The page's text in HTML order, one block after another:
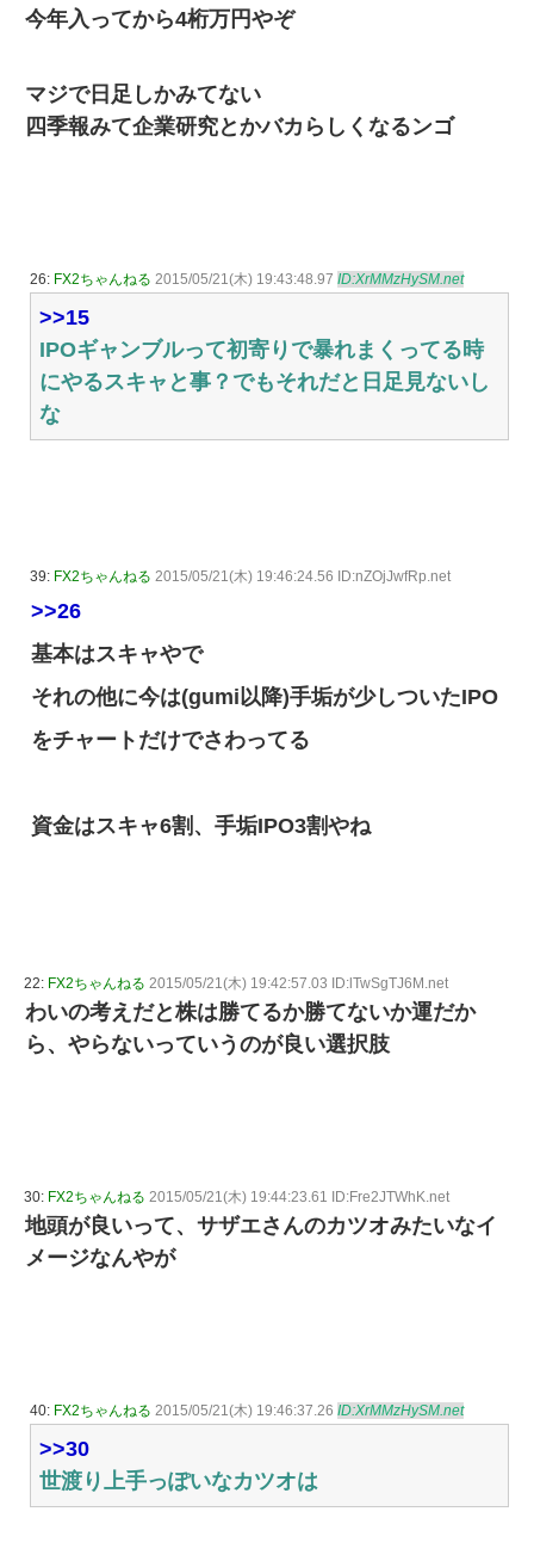
今年入ってから4桁万円やぞ
マジで日足しかみてない
四季報みて企業研究とかバカらしくなるンゴ
26: FX2ちゃんねる 2015/05/21(木) 19:43:48.97 ID:XrMMzHySM.net
>>15
IPOギャンブルって初寄りで暴れまくってる時
にやるスキャと事？でもそれだと日足見ないし
な
39: FX2ちゃんねる 2015/05/21(木) 19:46:24.56 ID:nZOjJwfRp.net
>>26
基本はスキャやで
それの他に今は(gumi以降)手垢が少しついたIPO
をチャートだけでさわってる
資金はスキャ6割、手垢IPO3割やね
22: FX2ちゃんねる 2015/05/21(木) 19:42:57.03 ID:lTwSgTJ6M.net
わいの考えだと株は勝てるか勝てないか運だか
ら、やらないっていうのが良い選択肢
30: FX2ちゃんねる 2015/05/21(木) 19:44:23.61 ID:Fre2JTWhK.net
地頭が良いって、サザエさんのカツオみたいなイ
メージなんやが
40: FX2ちゃんねる 2015/05/21(木) 19:46:37.26 ID:XrMMzHySM.net
>>30
世渡り上手っぽいなカツオは